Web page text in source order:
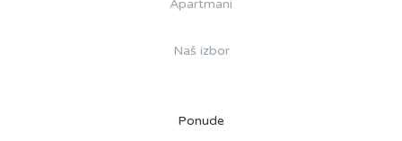
Apartmani
Naš izbor
Ponude